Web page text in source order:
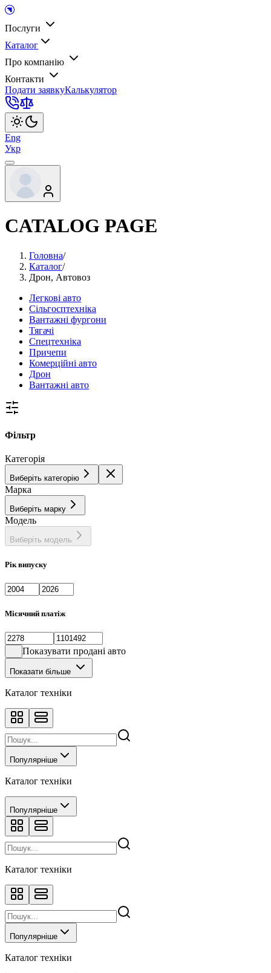
Послуги
Каталог
Про компанію
Контакти
Подати заявкуКалькулятор
Eng
Укр
CATALOG PAGE
Головна/
Каталог/
Дрон, Автовоз
Легкові авто
Сільгосптехніка
Вантажні фургони
Тягачі
Спецтехніка
Причепи
Комерційні авто
Дрон
Вантажні авто
Фільтр
Категорія
Виберіть категорію
Марка
Виберіть марку
Модель
Виберіть модель
Рік випуску
Місячний платіж
Показувати продані авто
Показати більше
Каталог техніки
Популярніше
Каталог техніки
Популярніше
Каталог техніки
Популярніше
Каталог техніки